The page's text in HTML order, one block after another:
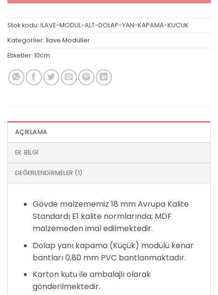
Stok kodu: ILAVE-MODUL-ALT-DOLAP-YAN-KAPAMA-KUCUK
Kategoriler: İlave Modüller
Etiketler: 10cm
AÇIKLAMA
EK BILGI
DEĞERLENDIRMELER (1)
Gövde malzememiz 18 mm Avrupa Kalite
Standardı E1 kalite normlarında; MDF
malzemeden imal edilmektedir.
Dolap yanı kapama (Küçük) modülü kenar
bantları 0,80 mm PVC bantlanmaktadır.
Karton kutu ile ambalajlı olarak
gönderilmektedir.